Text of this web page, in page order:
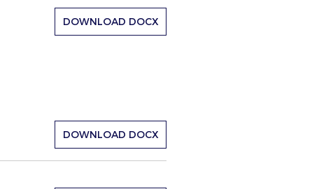
DOWNLOAD DOCX
DOWNLOAD DOCX